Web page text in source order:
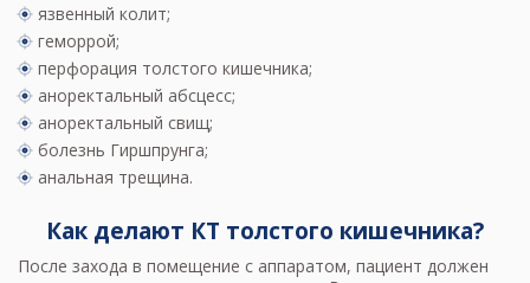
язвенный колит;
геморрой;
перфорация толстого кишечника;
аноректальный абсцесс;
аноректальный свищ;
болезнь Гиршпрунга;
анальная трещина.
Как делают КТ толстого кишечника?
После захода в помещение с аппаратом, пациент должен